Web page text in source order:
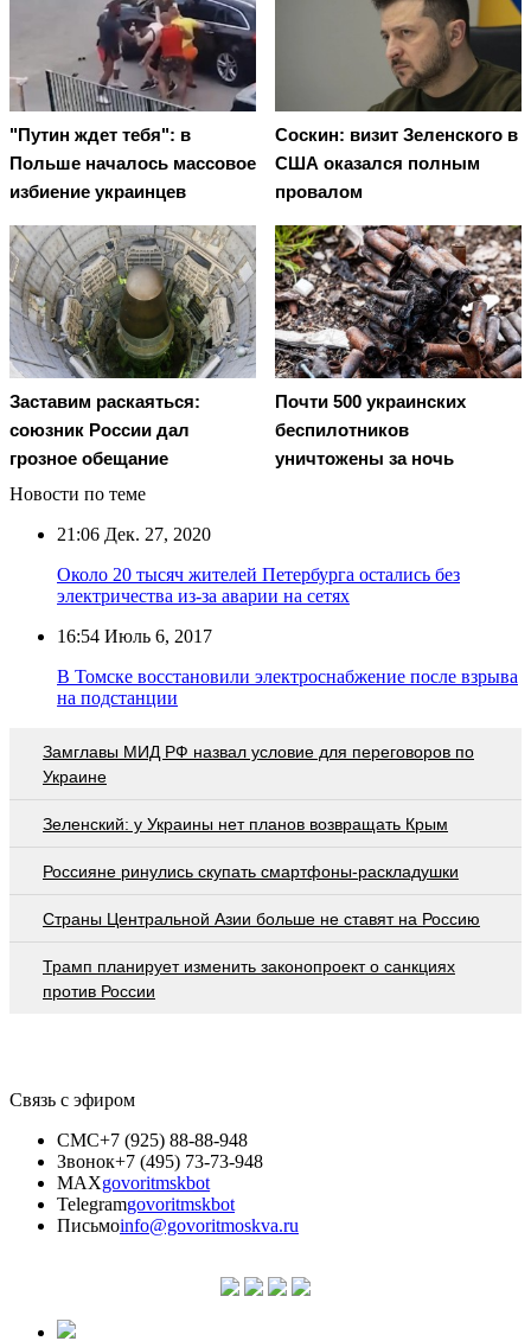
"Путин ждет тебя": в
Польше началось массовое
избиение украинцев
Соскин: визит Зеленского в
США оказался полным
провалом
Заставим раскаяться:
союзник России дал
грозное обещание
Почти 500 украинских
беспилотников
уничтожены за ночь
Новости по теме
21:06 Дек. 27, 2020
Около 20 тысяч жителей Петербурга остались без
электричества из-за аварии на сетях
16:54 Июль 6, 2017
В Томске восстановили электроснабжение после взрыва
на подстанции
Замглавы МИД РФ назвал условие для переговоров по
Украине
Зеленский: у Украины нет планов возвращать Крым
Россияне ринулись скупать смартфоны-раскладушки
Страны Центральной Азии больше не ставят на Россию
Трамп планирует изменить законопроект о санкциях
против России
Связь с эфиром
СМС+7 (925) 88-88-948
Звонок+7 (495) 73-73-948
MAXgovoritmskbot
Telegramgovoritmskbot
Письмоinfo@govoritmoskva.ru